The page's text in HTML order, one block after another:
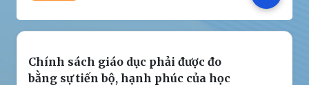
Chính sách giáo dục phải được đo
bằng sự tiến bộ, hạnh phúc của học